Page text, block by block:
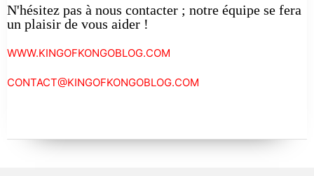
N'hésitez pas à nous contacter ; notre équipe se fera
un plaisir de vous aider !
WWW.KINGOFKONGOBLOG.COM
CONTACT@KINGOFKONGOBLOG.COM